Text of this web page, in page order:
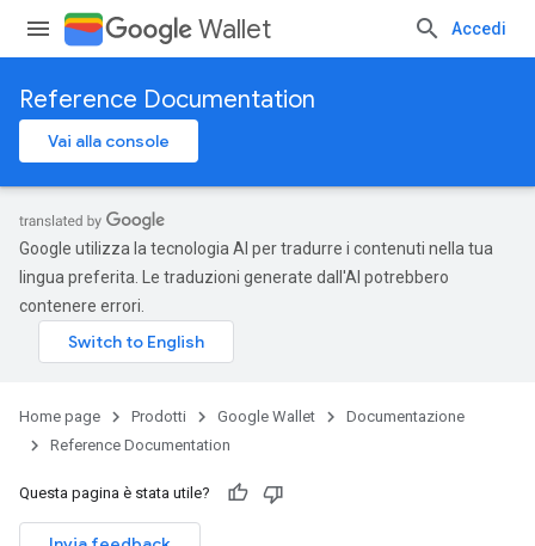
Wallet Accedi
Reference Documentation
Vai alla console
Google utilizza la tecnologia AI per tradurre i contenuti nella tua
lingua preferita. Le traduzioni generate dall'AI potrebbero
contenere errori.
Home page Prodotti Google Wallet
Documentazione
Reference Documentation
Questa pagina è stata utile?